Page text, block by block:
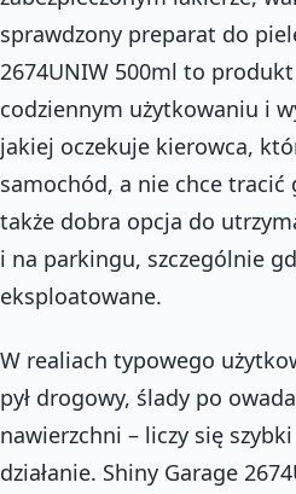
sprawdzony preparat do
2674UNIW 500ml to
codziennym użytkowaniu i
jakiej oczekuje kierowca,
samochód, a nie chce tracić
także dobra opcja do
i na parkingu, szczególnie
eksploatowane.
W realiach typowego
pył drogowy, ślady po
nawierzchni – liczy się
działanie. Shiny Garage